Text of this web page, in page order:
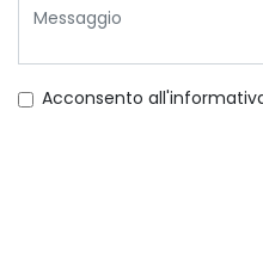
Acconsento